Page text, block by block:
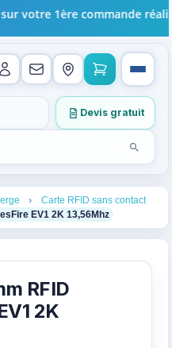
Tapez au moins 2
Lancer
Devis gratuit
votre 1ère commande
Carte RFID sans contact
EV1 2K 13,56Mhz 4
RFID
2K